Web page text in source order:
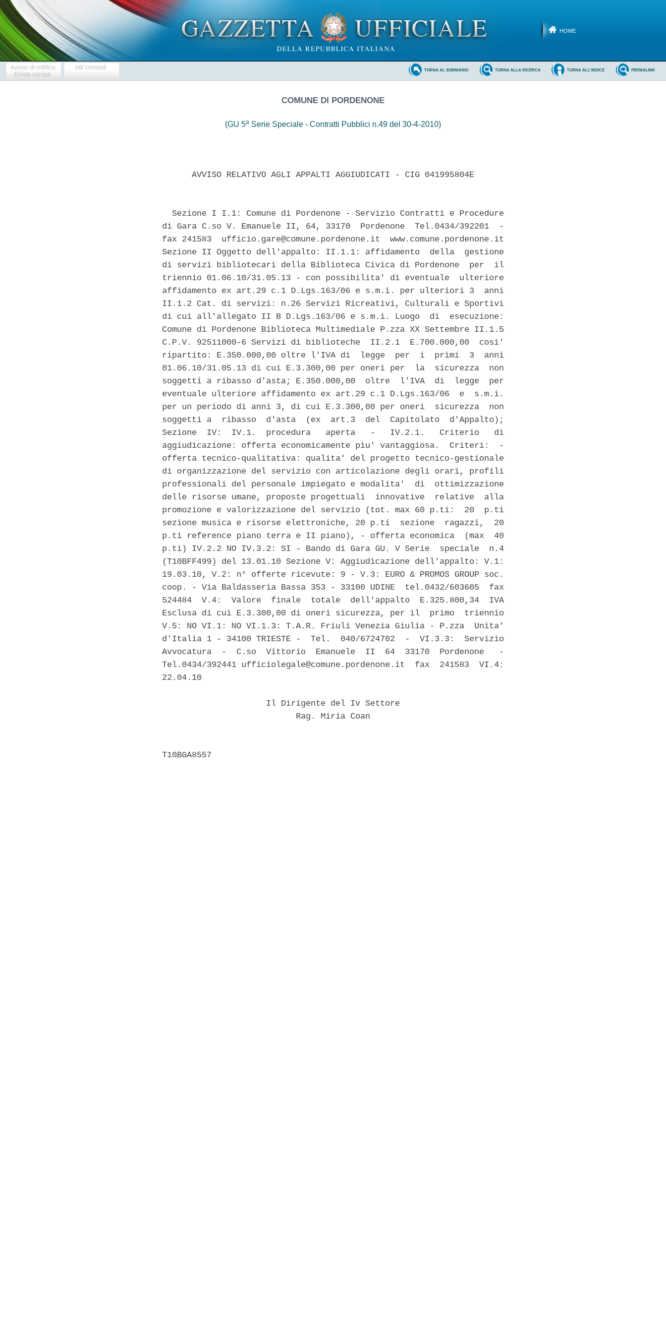
HOME
Avviso di rettifica
Errata corrige
Atti correlati PERMALINK
TORNA ALL'INDICE
TORNA ALLA RICERCA
TORNA AL SOMMARIO
COMUNE DI PORDENONE
(GU 5a Serie Speciale - Contratti Pubblici n.49 del 30-4-2010)
      AVVISO RELATIVO AGLI APPALTI AGGIUDICATI - CIG 041995804E
  Sezione I I.1: Comune di Pordenone - Servizio Contratti e Procedure
di Gara C.so V. Emanuele II, 64, 33170  Pordenone  Tel.0434/392201  -
fax 241583  ufficio.gare@comune.pordenone.it  www.comune.pordenone.it
Sezione II Oggetto dell'appalto: II.1.1: affidamento  della  gestione
di servizi bibliotecari della Biblioteca Civica di Pordenone  per  il
triennio 01.06.10/31.05.13 - con possibilita' di eventuale  ulteriore
affidamento ex art.29 c.1 D.Lgs.163/06 e s.m.i. per ulteriori 3  anni
II.1.2 Cat. di servizi: n.26 Servizi Ricreativi, Culturali e Sportivi
di cui all'allegato II B D.Lgs.163/06 e s.m.i. Luogo  di  esecuzione:
Comune di Pordenone Biblioteca Multimediale P.zza XX Settembre II.1.5
C.P.V. 92511000-6 Servizi di biblioteche  II.2.1  E.700.000,00  cosi'
ripartito: E.350.000,00 oltre l'IVA di  legge  per  i  primi  3  anni
01.06.10/31.05.13 di cui E.3.300,00 per oneri per  la  sicurezza  non
soggetti a ribasso d'asta; E.350.000,00  oltre  l'IVA  di  legge  per
eventuale ulteriore affidamento ex art.29 c.1 D.Lgs.163/06  e  s.m.i.
per un periodo di anni 3, di cui E.3.300,00 per oneri  sicurezza  non
soggetti a  ribasso  d'asta  (ex  art.3  del  Capitolato  d'Appalto);
Sezione  IV:  IV.1.  procedura   aperta   -   IV.2.1.   Criterio   di
aggiudicazione: offerta economicamente piu' vantaggiosa.  Criteri:  -
offerta tecnico-qualitativa: qualita' del progetto tecnico-gestionale
di organizzazione del servizio con articolazione degli orari, profili
professionali del personale impiegato e modalita'  di  ottimizzazione
delle risorse umane, proposte progettuali  innovative  relative  alla
promozione e valorizzazione del servizio (tot. max 60 p.ti:  20  p.ti
sezione musica e risorse elettroniche, 20 p.ti  sezione  ragazzi,  20
p.ti reference piano terra e II piano), - offerta economica  (max  40
p.ti) IV.2.2 NO IV.3.2: SI - Bando di Gara GU. V Serie  speciale  n.4
(T10BFF499) del 13.01.10 Sezione V: Aggiudicazione dell'appalto: V.1:
19.03.10, V.2: n° offerte ricevute: 9 - V.3: EURO & PROMOS GROUP soc.
coop. - Via Baldasseria Bassa 353 - 33100 UDINE  tel.0432/603605  fax
524484  V.4:  Valore  finale  totale  dell'appalto  E.325.800,34  IVA
Esclusa di cui E.3.300,00 di oneri sicurezza, per il  primo  triennio
V.5: NO VI.1: NO VI.1.3: T.A.R. Friuli Venezia Giulia - P.zza  Unita'
d'Italia 1 - 34100 TRIESTE -  Tel.  040/6724702  -  VI.3.3:  Servizio
Avvocatura  -  C.so  Vittorio  Emanuele  II  64  33170  Pordenone   -
Tel.0434/392441 ufficiolegale@comune.pordenone.it  fax  241583  VI.4:
22.04.10
                     Il Dirigente del Iv Settore
                           Rag. Miria Coan